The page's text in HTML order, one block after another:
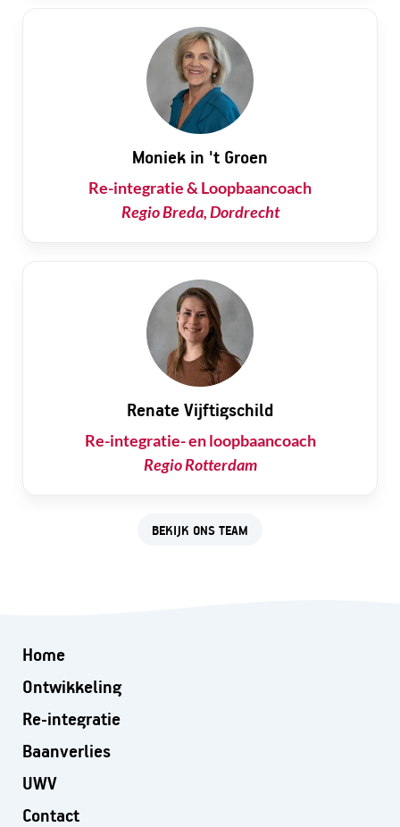
Moniek in 't Groen
Re-integratie & Loopbaancoach
Regio Breda, Dordrecht
Renate Vijftigschild
Re-integratie- en loopbaancoach
Regio Rotterdam
BEKIJK ONS TEAM
Home
Ontwikkeling
Re-integratie
Baanverlies
UWV
Contact